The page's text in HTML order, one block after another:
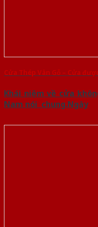
Cửa Thép Vân Gỗ – Cửa
Khái niệm về cửa
Nam nói chung.Ngày